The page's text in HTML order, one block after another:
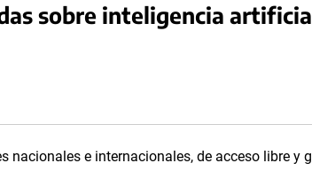
sobre inteligencia
nacionales e internacionales, de acceso libre y